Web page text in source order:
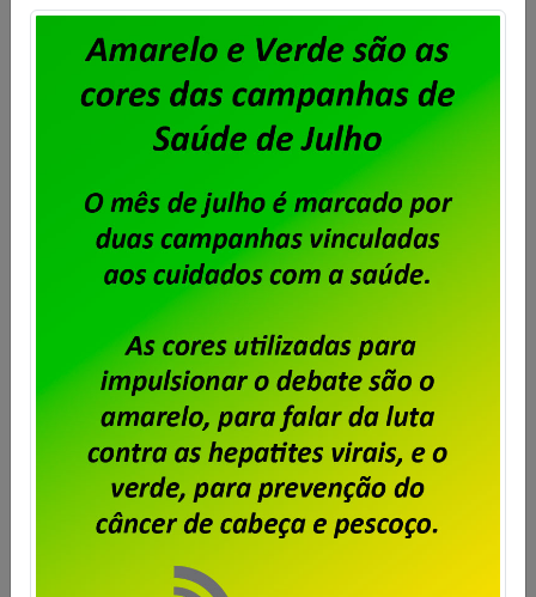
Outros relacionados
Superlotação de turmas: impacto
na qualidade do ensino é tema de
debate na Câmara dos Deputados